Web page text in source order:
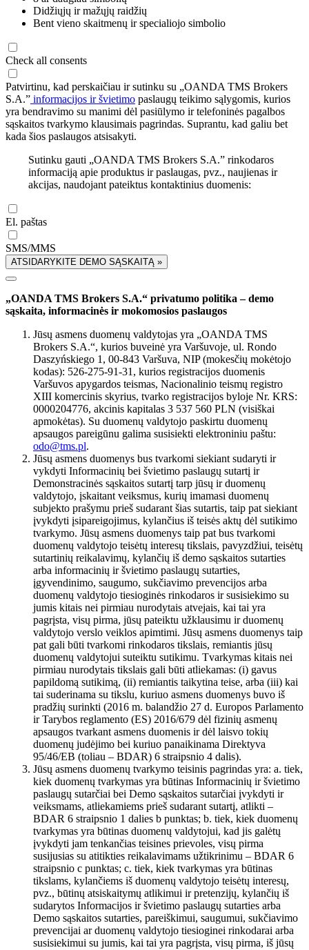
Didžiųjų ir mažųjų raidžių
Bent vieno skaitmenų ir specialiojo simbolio
Check all consents
Patvirtinu, kad perskaičiau ir sutinku su „OANDA TMS Brokers
S.A.” informacijos ir švietimo paslaugų teikimo sąlygomis, kurios
yra bendravimo su manimi dėl pasiūlymo ir telefoninės pagalbos
sąskaitos tvarkymo klausimais pagrindas. Suprantu, kad galiu bet
kada šios paslaugos atsisakyti.
Sutinku gauti „OANDA TMS Brokers S.A.” rinkodaros
informaciją apie produktus ir paslaugas, pvz., naujienas ir
akcijas, naudojant pateiktus kontaktinius duomenis:
El. paštas
SMS/MMS
ATSIDARYKITE DEMO SĄSKAITĄ »
„OANDA TMS Brokers S.A.“ privatumo politika – demo
sąskaita, informacinės ir mokomosios paslaugos
Jūsų asmens duomenų valdytojas yra „OANDA TMS
Brokers S.A.“, kurios buveinė yra Varšuvoje, ul. Rondo
Daszyńskiego 1, 00-843 Varšuva, NIP (mokesčių mokėtojo
kodas): 526-275-91-31, kurios registracijos duomenis
Varšuvos apygardos teismas, Nacionalinio teismų registro
XIII komercinis skyrius, tvarko registracijos byloje Nr. KRS:
0000204776, akcinis kapitalas 3 537 560 PLN (visiškai
apmokėtas). Su duomenų valdytojo paskirtu duomenų
apsaugos pareigūnu galima susisiekti elektroniniu paštu:
odo@tms.pl.
Jūsų asmens duomenys bus tvarkomi siekiant sudaryti ir
vykdyti Informacinių bei švietimo paslaugų sutartį ir
Demonstracinės sąskaitos sutartį tarp jūsų ir duomenų
valdytojo, įskaitant veiksmus, kurių imamasi duomenų
subjekto prašymu prieš sudarant šias sutartis, taip pat siekiant
įvykdyti įsipareigojimus, kylančius iš teisės aktų dėl sutikimo
tvarkymo. Jūsų asmens duomenys taip pat bus tvarkomi
duomenų valdytojo teisėtų interesų tikslais, pavyzdžiui, teisėtų
sutartinių reikalavimų, kylančių iš demo sąskaitos sutarties
arba informacinių ir švietimo paslaugų sutarties,
įgyvendinimo, saugumo, sukčiavimo prevencijos arba
duomenų valdytojo tiesioginės rinkodaros ir susisiekimo su
jumis kitais nei pirmiau nurodytais atvejais, kai tai yra
pagrįsta, visų pirma, jūsų pateiktu užklausimu ir duomenų
valdytojo verslo veiklos apimtimi. Jūsų asmens duomenys taip
pat gali būti tvarkomi rinkodaros tikslais, remiantis jūsų
duomenų valdytojui suteiktu sutikimu. Tvarkymas kitais nei
pirmiau nurodytais tikslais gali būti atliekamas: (i) gavus
papildomą sutikimą, (ii) remiantis taikytina teise, arba (iii) kai
tai suderinama su tikslu, kuriuo asmens duomenys buvo iš
pradžių surinkti (2016 m. balandžio 27 d. Europos Parlamento
ir Tarybos reglamento (ES) 2016/679 dėl fizinių asmenų
apsaugos tvarkant asmens duomenis ir dėl laisvo tokių
duomenų judėjimo bei kuriuo panaikinama Direktyva
95/46/EB (toliau – BDAR) 6 straipsnio 4 dalis).
Jūsų asmens duomenų tvarkymo teisinis pagrindas yra: a. tiek,
kiek duomenų tvarkymas yra būtinas Informacinių ir švietimo
paslaugų sutarčiai bei Demo sąskaitos sutarčiai įvykdyti ir
veiksmams, atliekamiems prieš sudarant sutartį, atlikti –
BDAR 6 straipsnio 1 dalies b punktas; b. tiek, kiek duomenų
tvarkymas yra būtinas duomenų valdytojui, kad jis galėtų
įvykdyti jam tenkančias teisines prievoles, visų pirma
susijusias su atitikties reikalavimams užtikrinimu – BDAR 6
straipsnio c punktas; c. tiek, kiek tvarkymas yra būtinas
tikslams, kylančiems iš duomenų valdytojo teisėtų interesų,
pvz., būtinų atsiskaitymų atlikimui ir pretenzijų, kylančių iš
sudarytos Informacijos ir švietimo paslaugų sutarties arba
Demo sąskaitos sutarties, pareiškimui, saugumui, sukčiavimo
prevencijai ar duomenų valdytojo tiesioginei rinkodarai arba
susisiekimui su jumis, kai tai yra pagrįsta, visų pirma, iš jūsų